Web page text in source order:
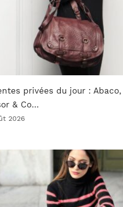
privées du jour : Abaco,
& Co…
2026